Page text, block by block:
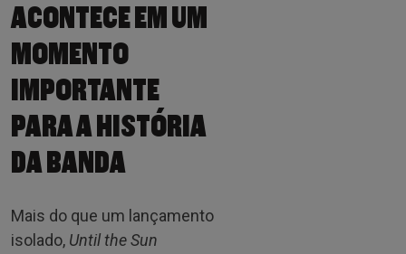
ACONTECE EM UM
MOMENTO
IMPORTANTE
PARA A HISTÓRIA
DA BANDA
Mais do que um lançamento
isolado, Until the Sun